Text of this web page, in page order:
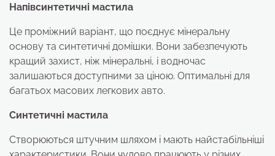
Напівсинтетичні мастила
Це проміжний варіант, що поєднує мінеральну
основу та синтетичні домішки. Вони забезпечують
кращий захист, ніж мінеральні, і водночас
залишаються доступними за ціною. Оптимальні для
багатьох масових легкових авто.
Синтетичні мастила
Створюються штучним шляхом і мають найстабільніші